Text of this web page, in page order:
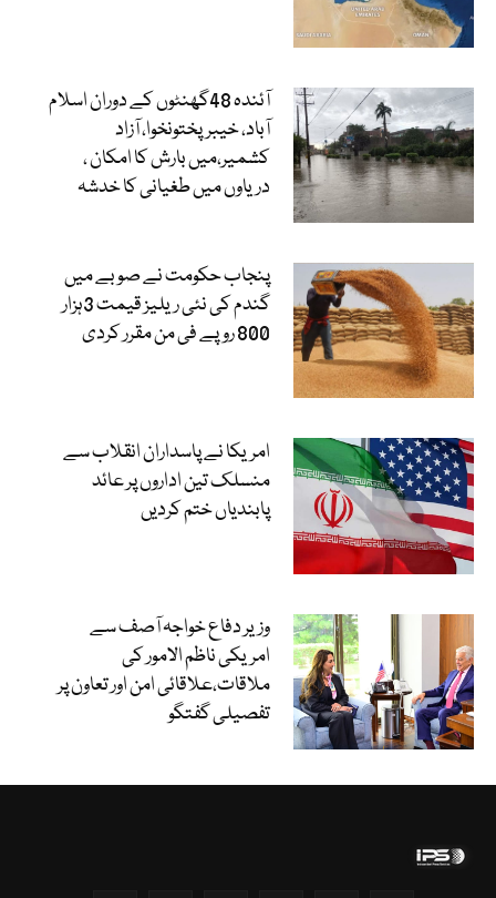
آئندہ 48گھنٹوں کے دوران اسلام
آباد، خیبرپختونخوا، آزاد
کشمیر،میں بارش کا امکان ،
دریاوں میں طغیانی کا خدشہ
پنجاب حکومت نے صوبے میں
گندم کی نئی ریلیز قیمت 3ہزار
800 روپے فی من مقرر کردی
امریکا نے پاسداران انقلاب سے
منسلک تین اداروں پر عائد
پابندیاں ختم کردیں
وزیر دفاع خواجہ آصف سے
امریکی ناظم الامور کی
ملاقات،علاقائی امن اور تعاون پر
تفصیلی گفتگو